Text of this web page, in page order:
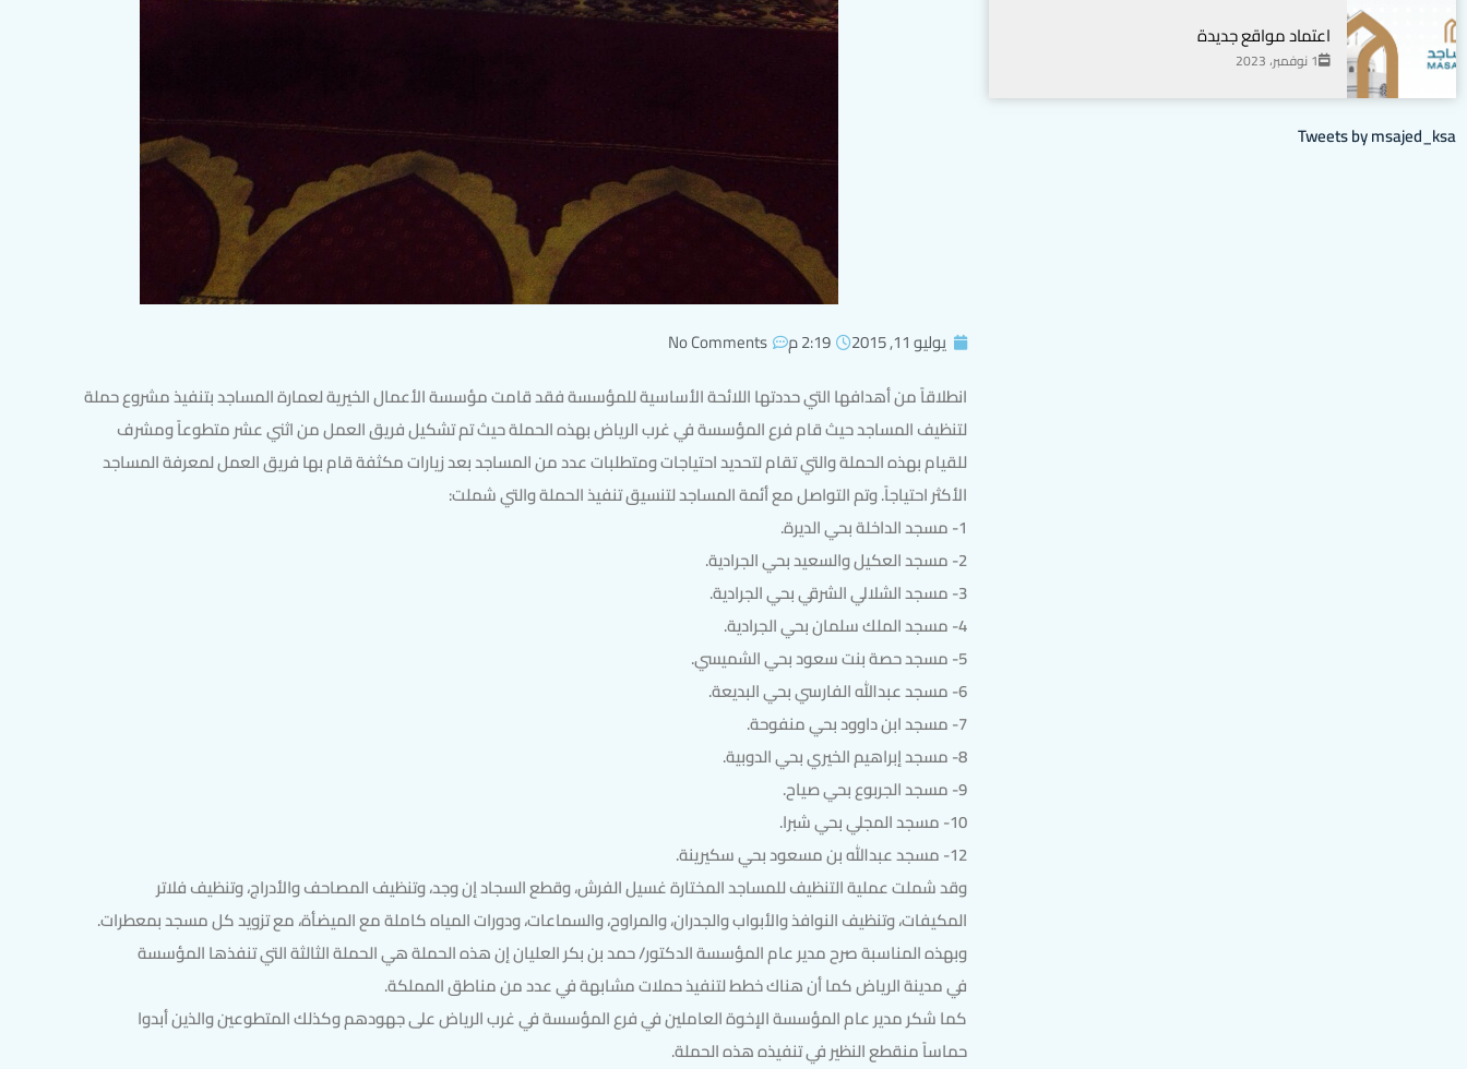
اعتماد مواقع جديدة
1 نوفمبر، 2023
Tweets by msajed_ksa
يوليو 11, 2015 2:19 م
No Comments
انطلاقاً من أهدافها التي حددتها اللائحة الأساسية للمؤسسة فقد قامت مؤسسة الأعمال الخيرية لعمارة المساجد بتنفيذ مشروع حملة
لتنظيف المساجد حيث قام فرع المؤسسة في غرب الرياض بهذه الحملة حيث تم تشكيل فريق العمل من اثني عشر متطوعاً ومشرف
للقيام بهذه الحملة والتي تقام لتحديد احتياجات ومتطلبات عدد من المساجد بعد زيارات مكثفة قام بها فريق العمل لمعرفة المساجد
الأكثر احتياجاً. وتم التواصل مع أئمة المساجد لتنسيق تنفيذ الحملة والتي شملت:
1- مسجد الداخلة بحي الديرة.
2- مسجد العكيل والسعيد بحي الجرادية.
3- مسجد الشلالي الشرقي بحي الجرادية.
4- مسجد الملك سلمان بحي الجرادية.
5- مسجد حصة بنت سعود بحي الشميسي.
6- مسجد عبدالله الفارسي بحي البديعة.
7- مسجد ابن داوود بحي منفوحة.
8- مسجد إبراهيم الخيري بحي الدوبية.
9- مسجد الجربوع بحي صياح.
10- مسجد المجلي بحي شبرا.
12- مسجد عبدالله بن مسعود بحي سكيرينة.
وقد شملت عملية التنظيف للمساجد المختارة غسيل الفرش، وقطع السجاد إن وجد، وتنظيف المصاحف والأدراج، وتنظيف فلاتر
المكيفات، وتنظيف النوافذ والأبواب والجدران، والمراوح، والسماعات، ودورات المياه كاملة مع الميضأة، مع تزويد كل مسجد بمعطرات.
وبهذه المناسبة صرح مدير عام المؤسسة الدكتور/ حمد بن بكر العليان إن هذه الحملة هي الحملة الثالثة التي تنفذها المؤسسة
في مدينة الرياض كما أن هناك خطط لتنفيذ حملات مشابهة في عدد من مناطق المملكة.
كما شكر مدير عام المؤسسة الإخوة العاملين في فرع المؤسسة في غرب الرياض على جهودهم وكذلك المتطوعين والذين أبدوا
حماساً منقطع النظير في تنفيذه هذه الحملة.